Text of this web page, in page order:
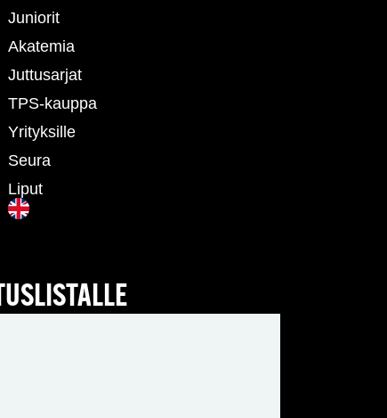
Juniorit
Akatemia
Juttusarjat
TPS-kauppa
Yrityksille
Seura
Liput